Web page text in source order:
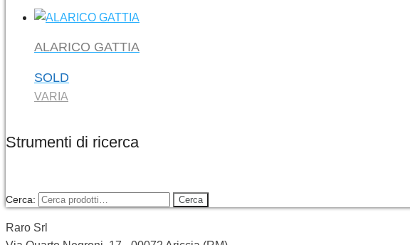
ALARICO GATTIA
SOLD
VARIA
Strumenti di ricerca
Cerca: Cerca
Raro Srl